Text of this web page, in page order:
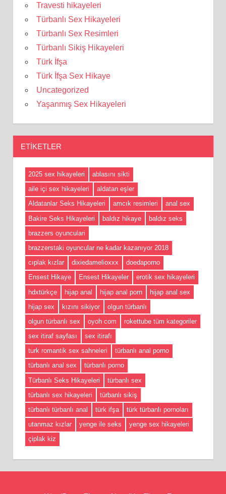
Travesti hikayeleri
Türbanlı Sex Hikayeleri
Türbanlı Sex Resimleri
Türbanlı Sikiş Hikayeleri
Türk İfşa
Türk İfşa Sex Hikaye
Uncategorized
Yaşanmış Sex Hikayeleri
ETIKETLER
2025 sex hikayeleri
ablasını sikti
aile içi sex hikayeleri
aldatan eşler
Aldatanlar Seks Hikayeleri
amcık resimleri
anal sex
Bakire Seks Hikayeleri
baldız hikaye
baldız seks
brazzers oyunculari
brazzerstaki oyuncular ne kadar kazanıyor 2018
cıplak kızlar
dixiedamelioxxx
doedaporno
Ensest Hikaye
Ensest Hikayeler
erotik sex hikayeleri
hdxtürkçe
hijap anal hijap anal porn
hijap anal sex
hijap sex
kızını sikiyor
olgun türbanlı
olgun türbanlı sex
oyoh com
rokettube tüm kategoriler
sex itiraf sayfası
sex itirafı
turk romantik sex sahneleri
türbanlı anal porno
türbanlı anal sex
türbanlı porno
Türbanlı Seks Hikayeleri
türbanlı sex
türbanlı sex hikayeleri
türbanlı sikiş
türbanlı türbanlı anal
türk ifşa
türk türbanlı pornoları
utanmaz kızlar
yenge ile seks
yenge sex hikayeleri
çiplak kiz